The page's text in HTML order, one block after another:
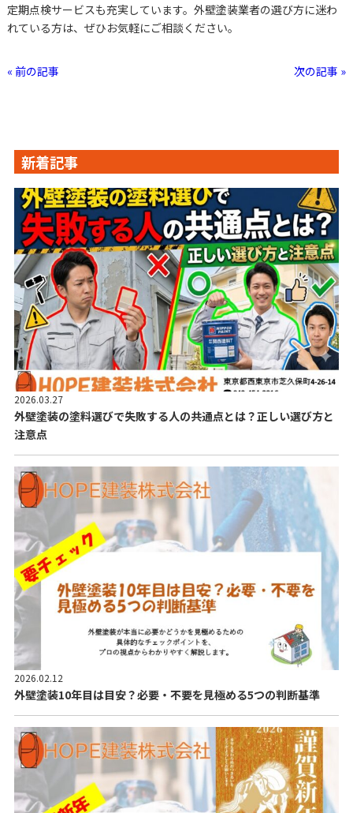
定期点検サービスも充実しています。外壁塗装業者の選び方に迷わ
れている方は、ぜひお気軽にご相談ください。
« 前の記事 次の記事 »
新着記事
2026.03.27
外壁塗装の塗料選びで失敗する人の共通点とは？正しい選び方と
注意点
2026.02.12
外壁塗装10年目は目安？必要・不要を見極める5つの判断基準